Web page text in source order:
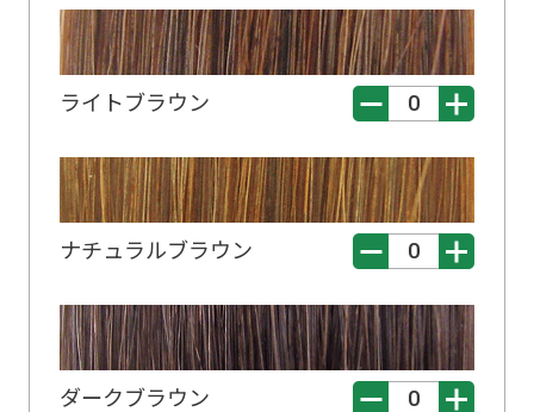
ライトブラウン
ナチュラルブラウン
ダークブラウン